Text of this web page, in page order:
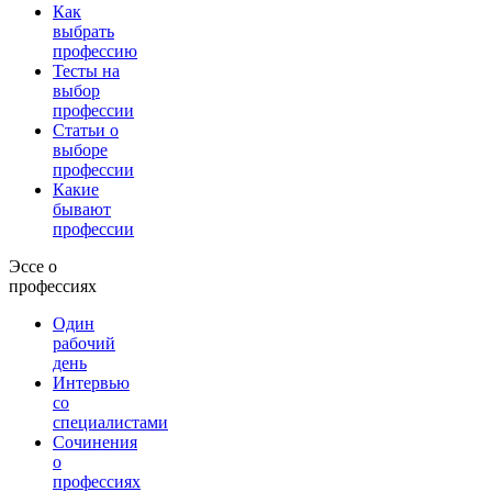
Как
выбрать
профессию
Тесты на
выбор
профессии
Статьи о
выборе
профессии
Какие
бывают
профессии
Эссе о
профессиях
Один
рабочий
день
Интервью
со
специалистами
Сочинения
о
профессиях